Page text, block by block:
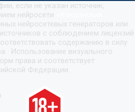
если не указан источник,
нейросети
нейросетевых генераторов или
с соблюдением лицензий
содержанию в силу
Использование визуального
права и соответствует
Федерации.